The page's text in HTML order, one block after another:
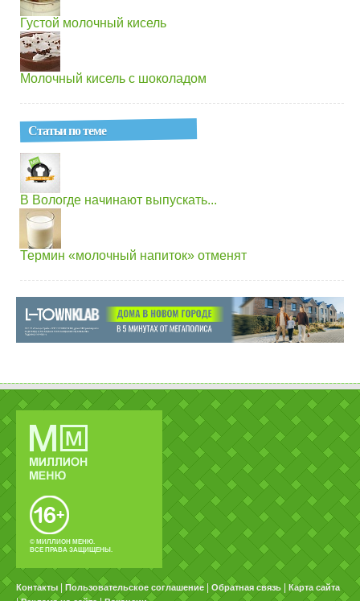
Густой молочный кисель
Молочный кисель с шоколадом
Статьи по теме
В Вологде начинают выпускать...
Термин «молочный напиток» отменят
© МИЛЛИОН МЕНЮ.
ВСЕ ПРАВА ЗАЩИЩЕНЫ.
Контакты Пользовательское соглашение Обратная связь Карта сайта